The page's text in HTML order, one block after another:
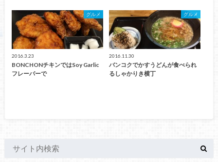
グルメ
2016.3.23
BONCHONチキンではSoy Garlic
フレーバーで
グルメ
2016.11.30
バンコクでかすうどんが食べられ
るしゃかりき横丁